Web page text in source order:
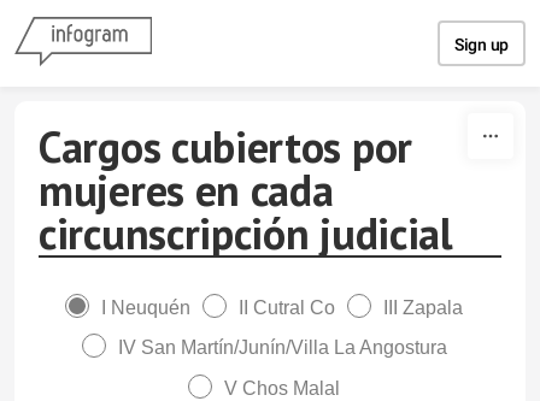
Sign up
Cargos cubiertos por
mujeres en cada
circunscripción judicial
I Neuquén II Cutral Co
III Zapala
IV San Martín/Junín/Villa La Angostura
V Chos Malal